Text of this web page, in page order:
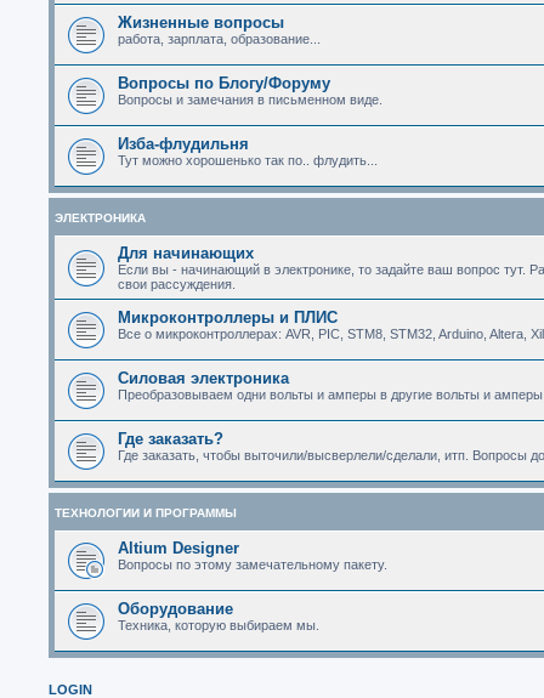
Жизненные вопросы
работа, зарплата, образование...
Вопросы по Блогу/Форуму
Вопросы и замечания в письменном виде.
Изба-флудильня
Тут можно хорошенько так по.. флудить...
ЭЛЕКТРОНИКА
Для начинающих
Если вы - начинающий в электронике, то задайте ваш вопрос тут.
свои рассуждения.
Микроконтроллеры и ПЛИС
Все о микроконтроллерах: AVR, PIC, STM8, STM32, Arduino, Altera,
Силовая электроника
Преобразовываем одни вольты и амперы в другие вольты и амперы.
Где заказать?
Где заказать, чтобы выточили/высверлели/сделали, итп. Вопросы
ТЕХНОЛОГИИ И ПРОГРАММЫ
Altium Designer
Вопросы по этому замечательному пакету.
Оборудование
Техника, которую выбираем мы.
LOGIN